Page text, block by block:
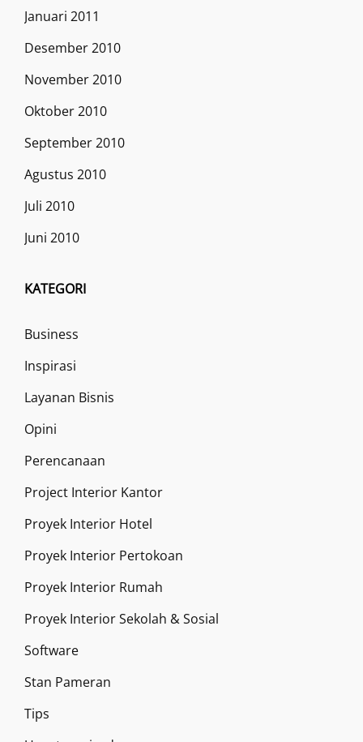
Januari 2011
Desember 2010
November 2010
Oktober 2010
September 2010
Agustus 2010
Juli 2010
Juni 2010
KATEGORI
Business
Inspirasi
Layanan Bisnis
Opini
Perencanaan
Project Interior Kantor
Proyek Interior Hotel
Proyek Interior Pertokoan
Proyek Interior Rumah
Proyek Interior Sekolah & Sosial
Software
Stan Pameran
Tips